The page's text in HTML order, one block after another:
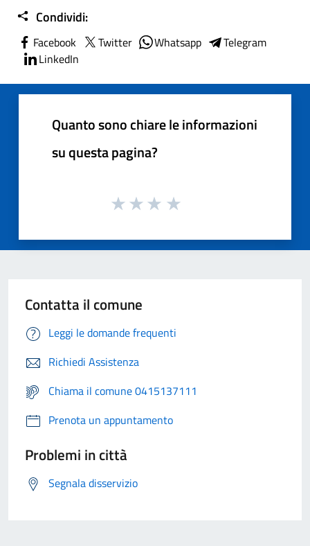
Condividi:
Facebook Twitter Whatsapp
Telegram
LinkedIn
Quanto sono chiare le informazioni
su questa pagina?
Contatta il comune
Leggi le domande frequenti
Richiedi Assistenza
Chiama il comune 0415137111
Prenota un appuntamento
Problemi in città
Segnala disservizio